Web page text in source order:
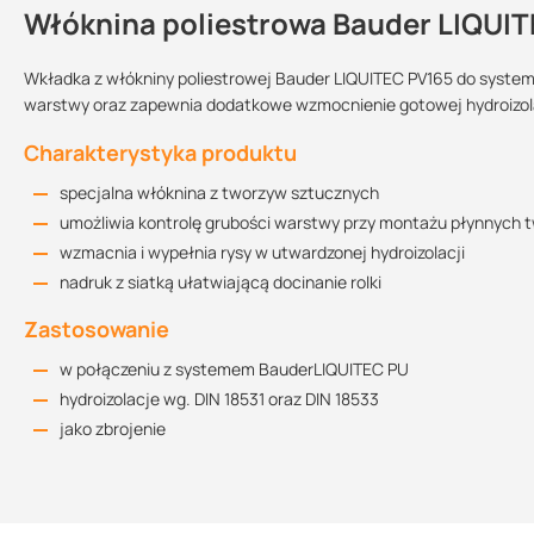
Włóknina poliestrowa Bauder
Wkładka z włókniny poliestrowej Bauder LIQUITEC PV165 do
warstwy oraz zapewnia dodatkowe wzmocnienie gotowej
Charakterystyka produktu
specjalna włóknina z tworzyw sztucznych
umożliwia kontrolę grubości warstwy przy montażu płynnych
wzmacnia i wypełnia rysy w utwardzonej hydroizolacji
nadruk z siatką ułatwiającą docinanie rolki
Zastosowanie
w połączeniu z systemem BauderLIQUITEC PU
hydroizolacje wg. DIN 18531 oraz DIN 18533
jako zbrojenie
Przechowywanie:
w suchym i chłodnym
miejscu, chronić
przed wilgocią
Kolor:
biały rolki
Wielkość opakowania:
10,5 m²
13 m²
Warianty
Kod produktu
76.09 KB
Karta techniczna (szerokość 26 cm)
79.68 KB
Karta techniczna (szerokość 21 cm)
82.61 KB
Kontakt